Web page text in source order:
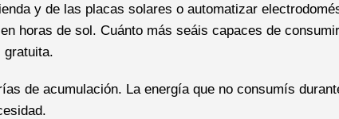
y de las placas solares o automatizar
horas de sol. Cuánto más seáis capaces de
gratuita.
de acumulación. La energía que no consumís